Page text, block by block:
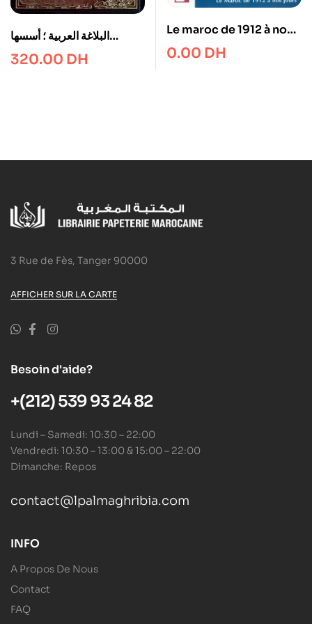
البلاغة العربية ؛ أسسها
وعلومها وفنونها وصور من
تطبيقاتها
320.00 DH
Le maroc de 1912 à nos
jours
0.00 DH
3 Rue de Fès, Tanger 90000
AFFICHER SUR LA CARTE
Besoin d'aide?
+(212) 539 93 24 82
Lundi – Samedi: 10:30 – 22:00
Vendredi: 10:30 – 13:00 & 15:00 – 22:00
Dimanche: Repos
contact@lpalmaghribia.com
INFO
A Propos De Nous
Contact
FAQ